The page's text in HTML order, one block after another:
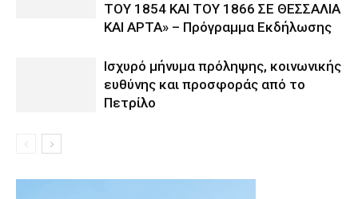
ΤΟΥ 1854 ΚΑΙ ΤΟΥ 1866 ΣΕ ΘΕΣΣΑΛΙΑ
ΚΑΙ ΑΡΤΑ» – Πρόγραμμα Εκδήλωσης
Ισχυρό μήνυμα πρόληψης, κοινωνικής
ευθύνης και προσφοράς από το
Πετρίλο